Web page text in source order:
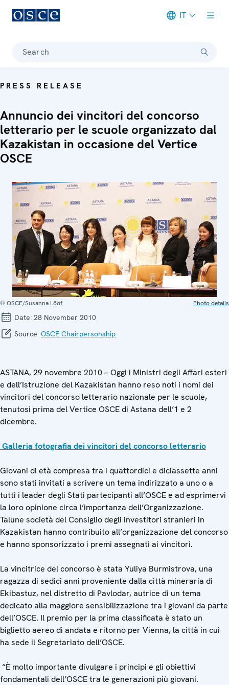
IT
Search
PRESS RELEASE
Annuncio dei vincitori del concorso
letterario per le scuole organizzato dal
Kazakistan in occasione del Vertice
OSCE
© OSCE/Susanna Lööf Photo details
Date: 28 November 2010
Source: OSCE Chairpersonship
ASTANA, 29 novembre 2010 – Oggi i Ministri degli Affari esteri
e dell’Istruzione del Kazakistan hanno reso noti i nomi dei
vincitori del concorso letterario nazionale per le scuole,
tenutosi prima del Vertice OSCE di Astana dell’1 e 2
dicembre.
Galleria fotografia dei vincitori del concorso letterario
Giovani di età compresa tra i quattordici e diciassette anni
sono stati invitati a scrivere un tema indirizzato a uno o a
tutti i leader degli Stati partecipanti all’OSCE e ad esprimervi
la loro opinione circa l’importanza dell’Organizzazione.
Talune società del Consiglio degli investitori stranieri in
Kazakistan hanno contribuito all’organizzazione del concorso
e hanno sponsorizzato i premi assegnati ai vincitori.
La vincitrice del concorso è stata Yuliya Burmistrova, una
ragazza di sedici anni proveniente dalla città mineraria di
Ekibastuz, nel distretto di Pavlodar, autrice di un tema
dedicato alla maggiore sensibilizzazione tra i giovani da parte
dell’OSCE. Il premio per la prima classificata è stato un
biglietto aereo di andata e ritorno per Vienna, la città in cui
ha sede il Segretariato dell’OSCE.
“È molto importante divulgare i principi e gli obiettivi
fondamentali dell’OSCE tra le generazioni più giovani.